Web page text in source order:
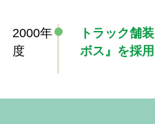
2000年
度
トラック舗
ボス』を採用